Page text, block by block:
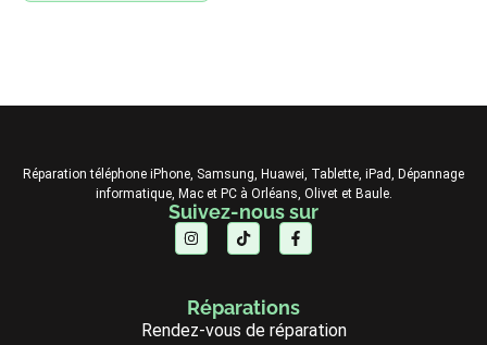
Réparation téléphone iPhone, Samsung, Huawei, Tablette, iPad, Dépannage
informatique, Mac et PC à Orléans, Olivet et Baule.
Suivez-nous sur
Réparations
Rendez-vous de réparation